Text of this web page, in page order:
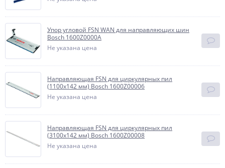
Упор угловой FSN WAN для направляющих шин
Bosch 1600Z0000A
Не указана цена
Направляющая FSN для циркулярных пил
(1100х142 мм) Bosch 1600Z00006
Не указана цена
Направляющая FSN для циркулярных пил
(3100х142 мм) Bosch 1600Z00008
Не указана цена